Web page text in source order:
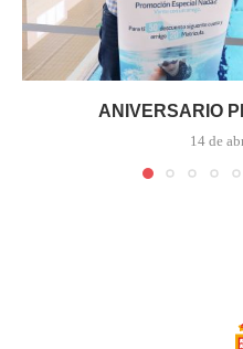
ANIVERSARIO
14 de